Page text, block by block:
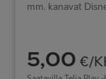
mm. kanavat
5,00 €/